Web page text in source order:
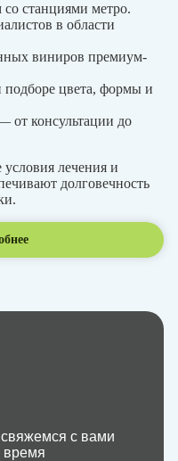
станциями метро.
в области
виниров премиум-
цвета, формы и
от консультации до
лечения и
долговечность
с вами
время